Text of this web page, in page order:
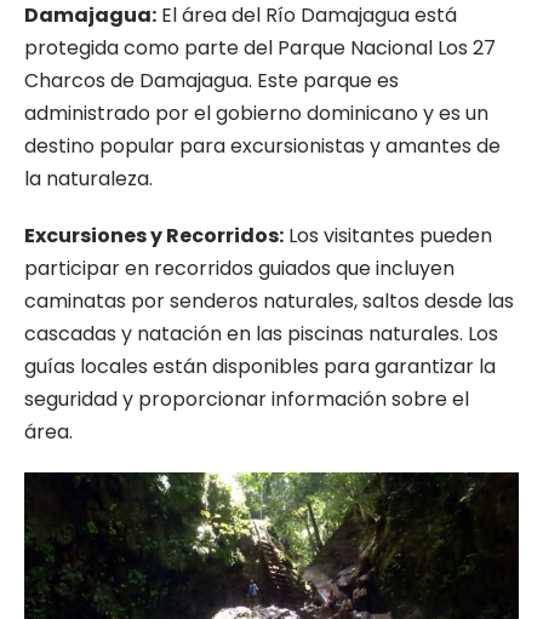
Damajagua: El área del Río Damajagua está
protegida como parte del Parque Nacional Los 27
Charcos de Damajagua. Este parque es
administrado por el gobierno dominicano y es un
destino popular para excursionistas y amantes de
la naturaleza.
Excursiones y Recorridos: Los visitantes pueden
participar en recorridos guiados que incluyen
caminatas por senderos naturales, saltos desde las
cascadas y natación en las piscinas naturales. Los
guías locales están disponibles para garantizar la
seguridad y proporcionar información sobre el
área.